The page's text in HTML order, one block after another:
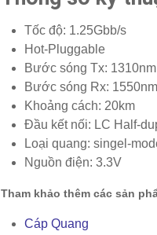
Tốc độ: 1.25Gbb/s
Hot-Pluggable
Bước sóng Tx: 1310nm
Bước sóng Rx: 1550nm
Khoảng cách: 20km
Đầu kết nối: LC Half-
Loại quang: singel-
Nguồn điện: 3.3V
Tham khảo thêm các sản
Cáp Quang